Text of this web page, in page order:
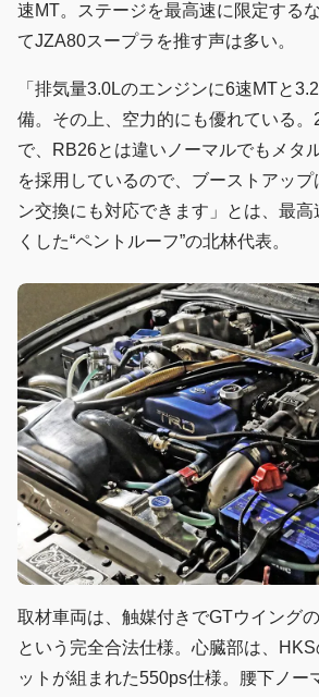
速MT。ステージを最高速に限定する
てJZA80スープラを推す声は多い。
「排気量3.0Lのエンジンに6速MTと
備。その上、空力的にも優れている
で、RB26とは違いノーマルでもメタ
を採用しているので、ブーストアッ
ン交換にも対応できます」とは、最
くした“ペントルーフ”の北林代表。
取材車両は、触媒付きでGTウイング
という完全合法仕様。心臓部は、
ットが組まれた550ps仕様。腰下ノー